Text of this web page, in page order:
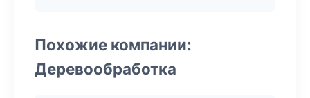
Похожие компании:
Деревообработка